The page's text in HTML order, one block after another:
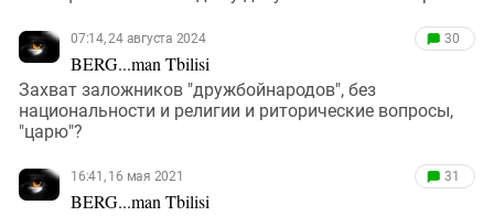
07:14, 24 августа 2024
BERG...man Tbilisi
30
Захват заложников "дружбойнародов", без
национальности и религии и риторические вопросы,
"царю"?
16:41, 16 мая 2021
BERG...man Tbilisi
31